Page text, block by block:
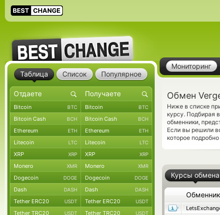
Мониторинг
Обмен
Ниже в списке
курсу. Подбирая
обменники,
Если вы решили
которое
Курсы обмена
Обменник
Таблица Список Популярное
Bitcoin BTC Bitcoin BTC
Bitcoin Cash BCH Bitcoin Cash BCH
Ethereum ETH Ethereum ETH
Litecoin LTC Litecoin LTC
XRP XRP XRP XRP
Monero XMR Monero XMR
Dogecoin DOGE Dogecoin DOGE
Dash DASH Dash DASH
Tether ERC20 USDT Tether ERC20 USDT
Tether TRC20 USDT Tether TRC20 USDT